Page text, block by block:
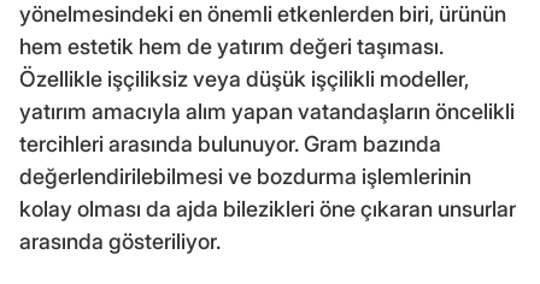
yönelmesindeki en önemli etkenlerden biri, ürünün
hem estetik hem de yatırım değeri taşıması.
Özellikle işçiliksiz veya düşük işçilikli modeller,
yatırım amacıyla alım yapan vatandaşların öncelikli
tercihleri arasında bulunuyor. Gram bazında
değerlendirilebilmesi ve bozdurma işlemlerinin
kolay olması da ajda bilezikleri öne çıkaran unsurlar
arasında gösteriliyor.